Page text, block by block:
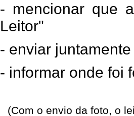
- mencionar que
Leitor"
- enviar
- informar onde foi
(Com o envio da foto, o